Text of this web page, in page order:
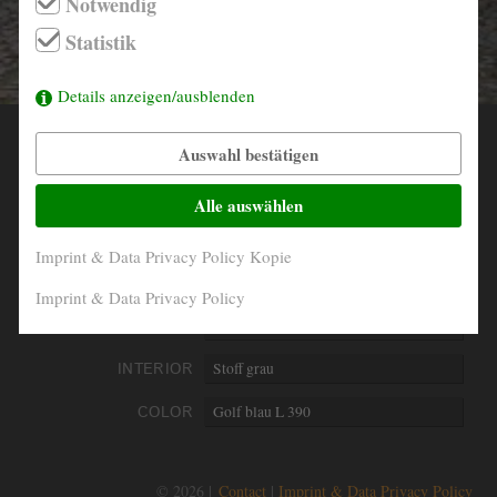
YEAR 1962
21.028 Kilometer original
INTERIOR Stoff grau
COLOR Golf blau L 390
© 2026 | Contact Imprint & Data Privacy Policy
Statistik
Details anzeigen/ausblenden
Auswahl bestätigen
Alle auswählen
Imprint & Data Privacy Policy Kopie
Imprint & Data Privacy Policy